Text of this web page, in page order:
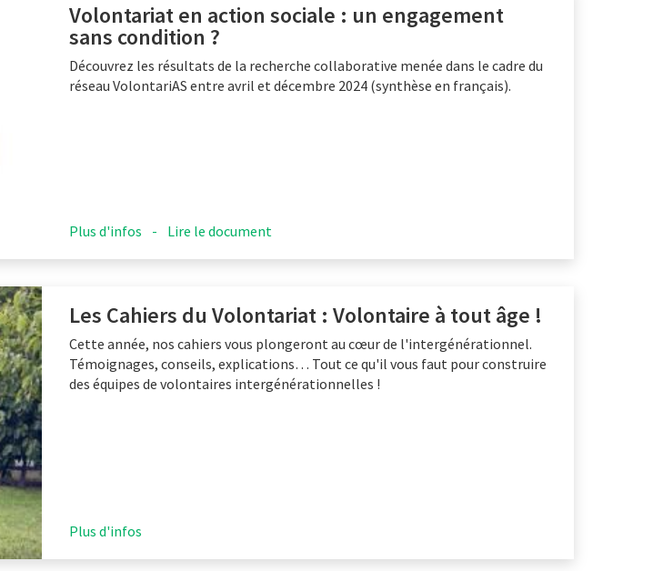
Volontariat en action sociale : un engagement
sans condition ?
Découvrez les résultats de la recherche collaborative menée dans le cadre du
réseau VolontariAS entre avril et décembre 2024 (synthèse en français).
Plus d'infos - Lire le document
Les Cahiers du Volontariat : Volontaire à tout âge !
Cette année, nos cahiers vous plongeront au cœur de l'intergénérationnel.
Témoignages, conseils, explications… Tout ce qu'il vous faut pour construire
des équipes de volontaires intergénérationnelles !
Plus d'infos